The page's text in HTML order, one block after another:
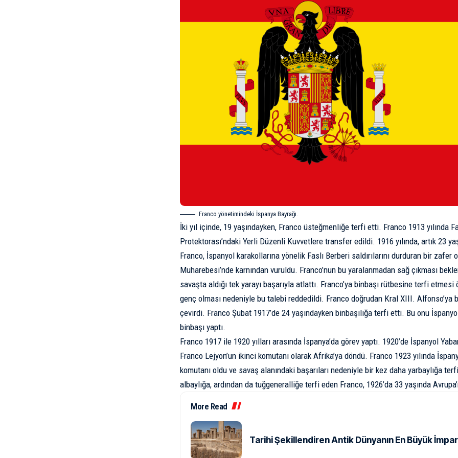
Franco yönetimindeki İspanya Bayrağı.
İki yıl içinde, 19 yaşındayken, Franco üsteğmenliğe terfi etti. Franco 1913 yılında
Protektorası’ndaki Yerli Düzenli Kuvvetlere transfer edildi. 1916 yılında, artık 23
Franco, İspanyol karakollarına yönelik Faslı Berberi saldırılarını durduran bir zafer
Muharebesi’nde karnından vuruldu. Franco’nun bu yaralanmadan sağ çıkması
savaşta aldığı tek yarayı başarıyla atlattı. Franco’ya binbaşı rütbesine terfi etmesi
genç olması nedeniyle bu talebi reddedildi. Franco doğrudan Kral XIII. Alfonso’ya
çevirdi. Franco Şubat 1917’de 24 yaşındayken binbaşılığa terfi etti. Bu onu
binbaşı yaptı.
Franco 1917 ile 1920 yılları arasında İspanya’da görev yaptı. 1920’de İspanyol
Franco Lejyon’un ikinci komutanı olarak Afrika’ya döndü. Franco 1923 yılında
komutanı oldu ve savaş alanındaki başarıları nedeniyle bir kez daha yarbaylığa
albaylığa, ardından da tuğgeneralliğe terfi eden Franco, 1926’da 33 yaşında
More Read
Tarihi Şekillendiren Antik Dünyanın En Büyük